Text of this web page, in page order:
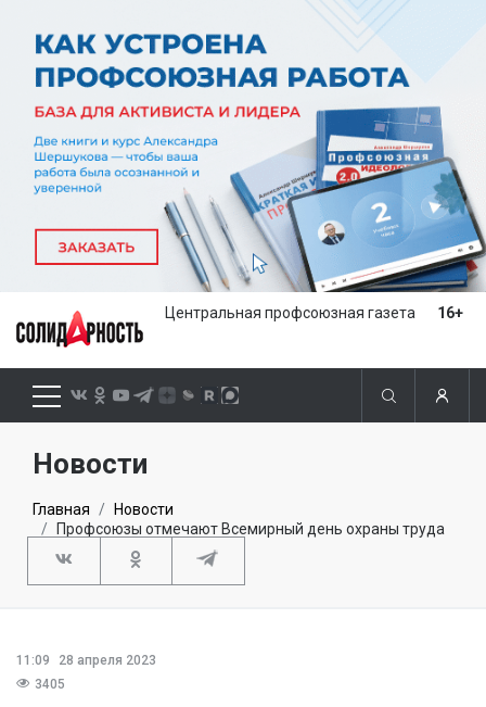
Центральная профсоюзная газета 16+
Новости
Главная
Новости
Профсоюзы отмечают Всемирный день охраны труда
11:09
28 апреля 2023
3405